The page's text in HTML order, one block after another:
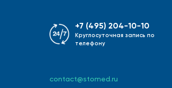
+7 (495) 204-10-10
Круглосуточная запись по
телефону
contact@stomed.ru